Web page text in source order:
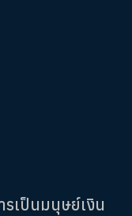
รเป็นมนุษย์เงิน